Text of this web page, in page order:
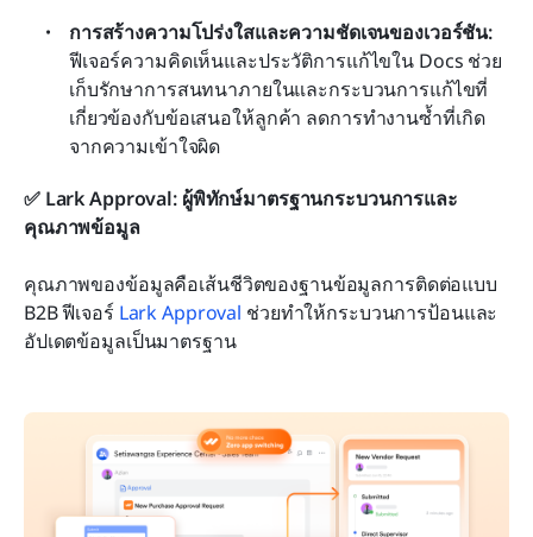
การสร้างความโปร่งใสและความชัดเจนของเวอร์ชัน:
ฟีเจอร์ความคิดเห็นและประวัติการแก้ไขใน Docs ช่วย
เก็บรักษาการสนทนาภายในและกระบวนการแก้ไขที่
เกี่ยวข้องกับข้อเสนอให้ลูกค้า ลดการทำงานซ้ำที่เกิด
จากความเข้าใจผิด
✅ Lark Approval: ผู้พิทักษ์มาตรฐานกระบวนการและ
คุณภาพข้อมูล
คุณภาพของข้อมูลคือเส้นชีวิตของฐานข้อมูลการติดต่อแบบ
B2B ฟีเจอร์ Lark Approval ช่วยทำให้กระบวนการป้อนและ
อัปเดตข้อมูลเป็นมาตรฐาน